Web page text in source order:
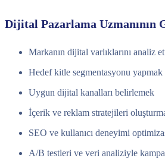
Dijital Pazarlama Uzmanının
Markanın dijital varlıklarını analiz
Hedef kitle segmentasyonu yapmak
Uygun dijital kanalları belirlemek
İçerik ve reklam stratejileri
SEO ve kullanıcı deneyimi
A/B testleri ve veri analiziyle